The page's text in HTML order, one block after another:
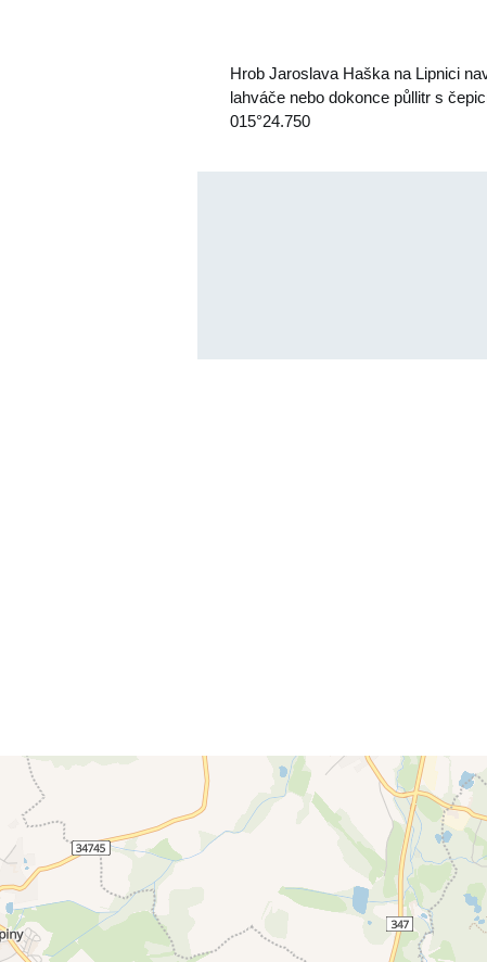
Hrob Jaroslava Haška na Lipnici
lahváče nebo dokonce půllitr s
015°24.750